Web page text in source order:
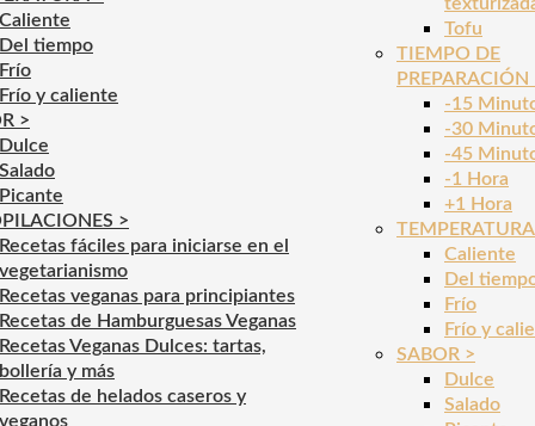
Caliente
Del tiempo
Frío
Frío y caliente
>
Dulce
Salado
Picante
>
Recetas fáciles para iniciarse en el
vegetarianismo
Recetas veganas para principiantes
Recetas de Hamburguesas Veganas
Recetas Veganas Dulces: tartas,
bollería y más
Recetas de helados caseros y
veganos
Tofu
TIEMPO DE
PREPARACIÓN
-15
-30
-45
-1 Hora
+1 Hora
Caliente
Del
Frío
Frío y
SABOR >
Dulce
Salado